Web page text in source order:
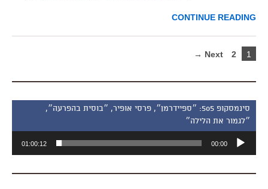
CONTINUE READING
1
2
Next →
סינמסקופ 505: ״ספיידרמן״, פרסי אופיר, ״בוסית בהפרעה״,
״לגמור את הלילה״
אודיו
00:00
01:00:12